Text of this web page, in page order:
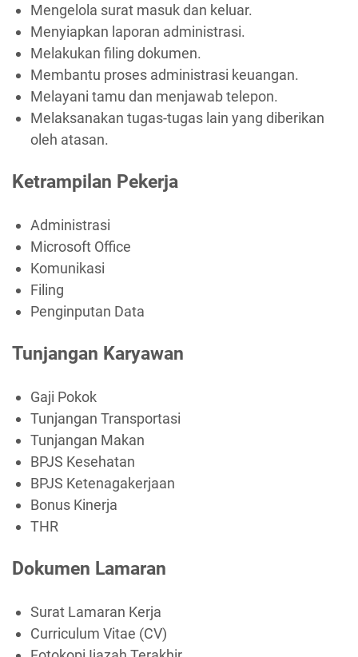
Mengelola surat masuk dan keluar.
Menyiapkan laporan administrasi.
Melakukan filing dokumen.
Membantu proses administrasi keuangan.
Melayani tamu dan menjawab telepon.
Melaksanakan tugas-tugas lain yang diberikan
oleh atasan.
Ketrampilan Pekerja
Administrasi
Microsoft Office
Komunikasi
Filing
Penginputan Data
Tunjangan Karyawan
Gaji Pokok
Tunjangan Transportasi
Tunjangan Makan
BPJS Kesehatan
BPJS Ketenagakerjaan
Bonus Kinerja
THR
Dokumen Lamaran
Surat Lamaran Kerja
Curriculum Vitae (CV)